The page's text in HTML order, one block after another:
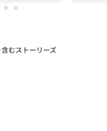
itemitem
含むストーリーズ